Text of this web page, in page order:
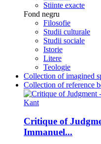
Stiinte exacte
Fond negru
Filosofie
Studii culturale
Studii sociale
Istorie
Litere
Teologie
Collection of imagined
Collection of reference
Critique of
Immanuel...